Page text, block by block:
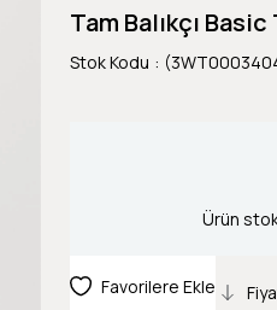
Tam Balıkçı
Stok Kodu
Ürün
Favorilere Ekle